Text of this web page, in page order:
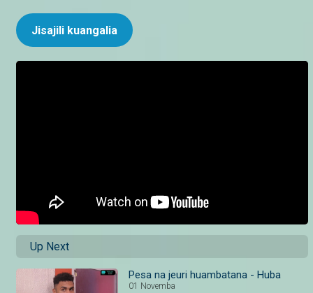
Jisajili kuangalia
Up Next
Pesa na jeuri huambatana - Huba
01 Novemba